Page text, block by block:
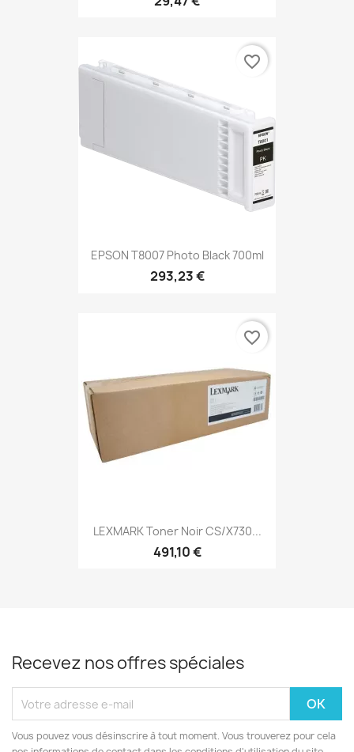
EPSON T8007 Photo Black 700ml
293,23 €
favorite_border
LEXMARK Toner Noir CS/X730...
491,10 €
favorite_border
Recevez nos offres spéciales
Vous pouvez vous désinscrire à tout moment. Vous trouverez pour cela